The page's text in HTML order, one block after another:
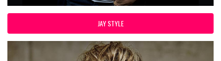
JAY STYLE